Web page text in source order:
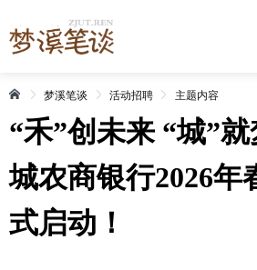
梦溪笔谈 活动招聘 主题内容
“禾”创未来 “城”
城农商银行2026年
式启动！